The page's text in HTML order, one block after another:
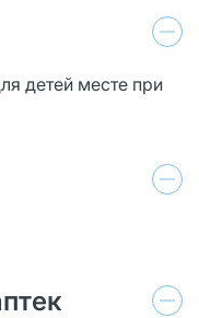
детей месте при